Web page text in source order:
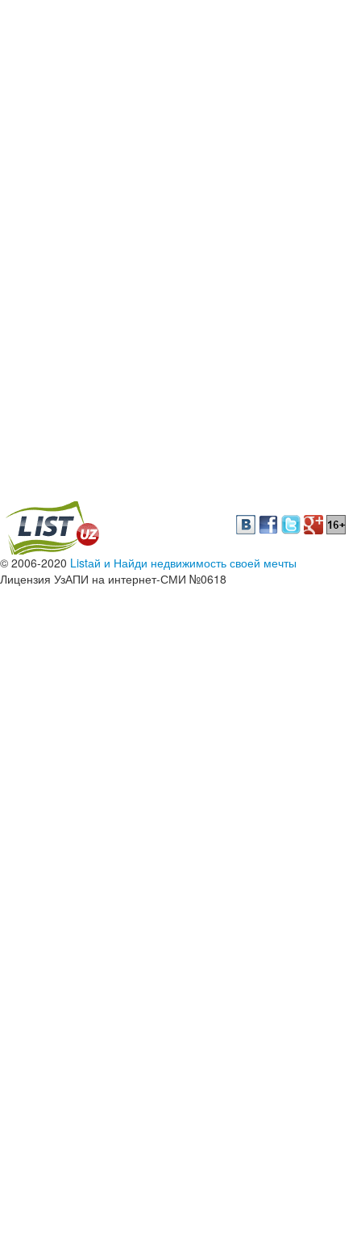
© 2006-2020 Listай и Найди недвижимость своей мечты
Лицензия УзАПИ на интернет-СМИ №0618